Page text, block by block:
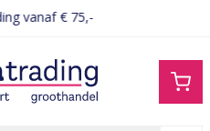
vanaf € 75,-